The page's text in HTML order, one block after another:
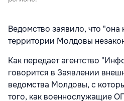
Ведомство заявило, что "она
территории Молдовы
Как передает агентство
говорится в Заявлении
ведомства Молдовы, с
того, как военнослужащие